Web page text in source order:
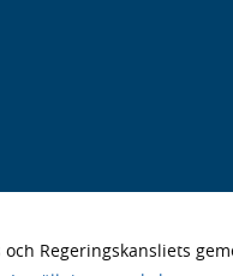
Regeringskansliets